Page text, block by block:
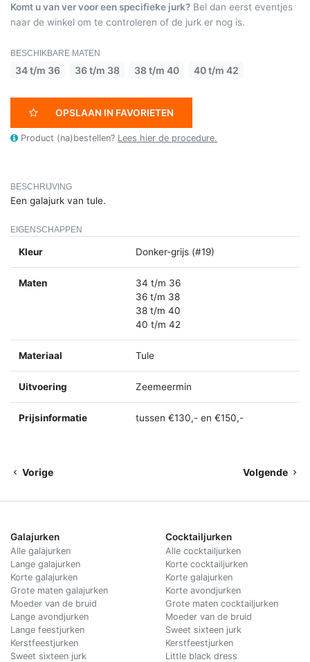
Komt u van ver voor een specifieke jurk? Bel dan eerst eventjes
naar de winkel om te controleren of de jurk er nog is.
BESCHIKBARE MATEN
34 t/m 36 36 t/m 38 38 t/m 40 40 t/m 42
OPSLAAN IN FAVORIETEN
Product (na)bestellen? Lees hier de procedure.
BESCHRIJVING
Een galajurk van tule.
EIGENSCHAPPEN
Kleur Donker-grijs (#19)
Maten
34 t/m 36
36 t/m 38
38 t/m 40
40 t/m 42
Materiaal Tule
Uitvoering Zeemeermin
Prijsinformatie tussen €130,- en €150,-
Vorige Volgende
Galajurken
Alle galajurken
Lange galajurken
Korte galajurken
Grote maten galajurken
Moeder van de bruid
Lange avondjurken
Lange feestjurken
Kerstfeestjurken
Sweet sixteen jurk
Cocktailjurken
Alle cocktailjurken
Korte cocktailjurken
Korte galajurken
Korte avondjurken
Grote maten cocktailjurken
Moeder van de bruid
Sweet sixteen jurk
Kerstfeestjurken
Little black dress